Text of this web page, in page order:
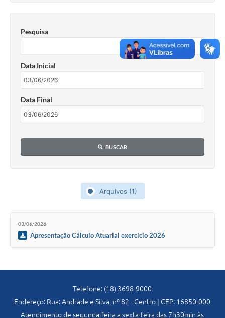
Estudantes
Pareceres do TCESP
Diário Oficial
Ouvidoria
Editais
Contratos
Pesquisa
Data Inicial
Data Final
BUSCAR
Arquivos (1)
03/06/2026
Apresentação Cálculo Atuarial exercício 2026
Telefone: (18) 3698-9000
Endereço: Rua: Andrade e Silva, nº 82 - Centro | CEP: 16850-000
Atendimento de segunda-feira a sexta-feira das 7h30min às